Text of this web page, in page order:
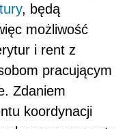
, będą
możliwość
i rent z
pracującym
Zdaniem
koordynacji